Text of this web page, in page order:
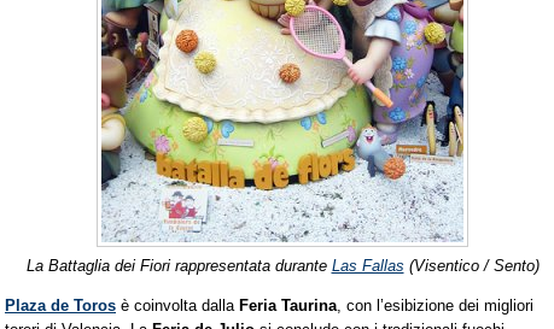
La Battaglia dei Fiori rappresentata durante Las Fallas (Visentico / Sento)
Plaza de Toros è coinvolta dalla Feria Taurina, con l’esibizione dei migliori